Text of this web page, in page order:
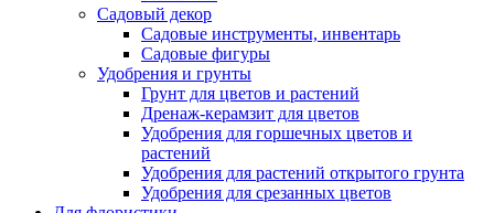
Садовый декор
Садовые инструменты, инвентарь
Садовые фигуры
Удобрения и грунты
Грунт для цветов и растений
Дренаж-керамзит для цветов
Удобрения для горшечных цветов и
растений
Удобрения для растений открытого грунта
Удобрения для срезанных цветов